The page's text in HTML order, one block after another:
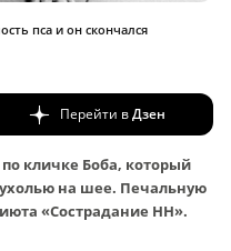
пса и он скончался
Перейти вДзен
кличке Боба, который
на шее. Печальную
«Сострадание НН».